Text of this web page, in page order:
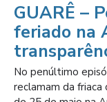
GUARÊ –
feriado na
No penúltimo
reclamam da